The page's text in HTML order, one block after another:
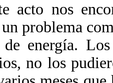
acto nos
problema
de energía.
no los